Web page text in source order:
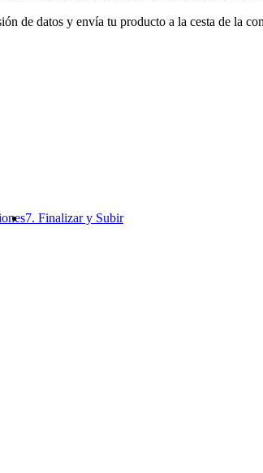
de datos y envía tu producto a la cesta de la
7. Finalizar y Subir